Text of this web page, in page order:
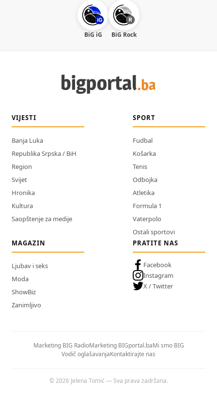
BiG iG BiG Rock
VIJESTI
Banja Luka
Republika Srpska / BiH
Region
Svijet
Hronika
Kultura
Saopštenje za medije
SPORT
Fudbal
Košarka
Tenis
Odbojka
Atletika
Formula 1
Vaterpolo
Ostali sportovi
MAGAZIN
Ljubav i seks
Moda
ShowBiz
Zanimljivo
PRATITE NAS
Facebook
Instagram
X / Twitter
Marketing BIG RadioMarketing BIGportal.baMi smo BIG
Vodič oglašavanjaKontaktirajte nas
© 2026 Jelena Tomić — Sva prava zadržana.